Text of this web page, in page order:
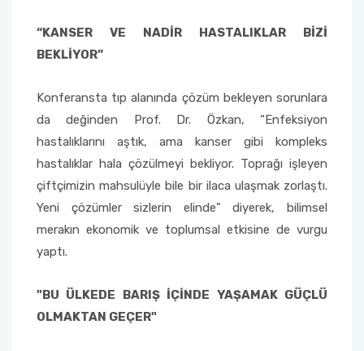
“KANSER VE NADİR HASTALIKLAR BİZİ
BEKLİYOR”
Konferansta tıp alanında çözüm bekleyen sorunlara
da değinden Prof. Dr. Özkan, “Enfeksiyon
hastalıklarını aştık, ama kanser gibi kompleks
hastalıklar hala çözülmeyi bekliyor. Toprağı işleyen
çiftçimizin mahsulüyle bile bir ilaca ulaşmak zorlaştı.
Yeni çözümler sizlerin elinde" diyerek, bilimsel
merakın ekonomik ve toplumsal etkisine de vurgu
yaptı.
"BU ÜLKEDE BARIŞ İÇİNDE YAŞAMAK GÜÇLÜ
OLMAKTAN GEÇER"